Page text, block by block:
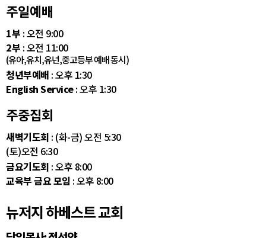
주일예배
1부 : 오전 9:00
2부 : 오전 11:00
(유아,유치,유년,중고등부 예배 동시)
청년부예배 : 오후 1:30
English Service: 오후 1:30
주중집회
새벽기도회 : (화-금) 오전 5:30
(토)오전 6:30
금요기도회 : 오후 8:00
교육부 금요 모임 : 오후 8:00
뉴저지 하베스트 교회